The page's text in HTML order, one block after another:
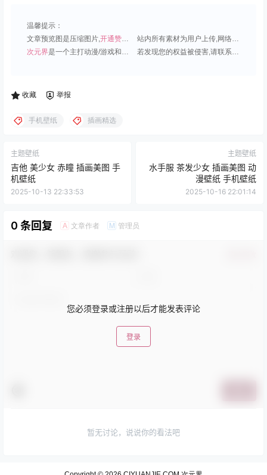
温馨提示：
文章预览图是压缩图片,开通赞助会员 可免费下载超清原图;
站内所有素材为用户上传,网络分享或原创,请勿用于商业用途;
次元界是一个主打动漫/游戏和虚拟偶像角色的插画壁纸平台; 若发现您的权益被侵害,请联系QQ1815919191,我们尽快处理.
收藏 举报
手机壁纸 插画精选
主题壁纸
吉他 美少女 赤瞳 插画美图 手
机壁纸
2025-10-13 22:33:53
主题壁纸
水手服 茶发少女 插画美图 动
漫壁纸 手机壁纸
2025-10-16 22:01:14
0 条回复 A 文章作者 M 管理员
您必须登录或注册以后才能发表评论
登录
暂无讨论，说说你的看法吧